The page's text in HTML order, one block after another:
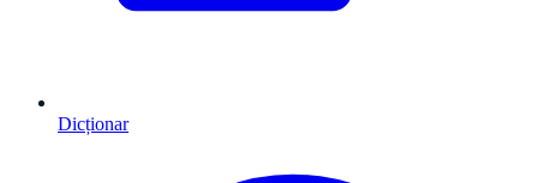
Dicționar